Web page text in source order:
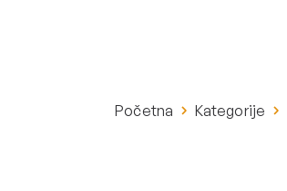
Početna Kategorije